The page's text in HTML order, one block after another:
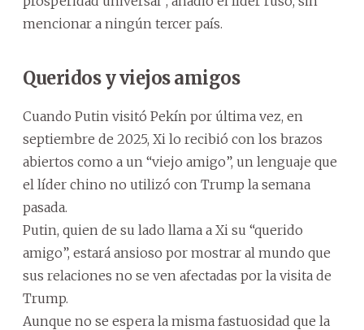
mencionar a ningún tercer país.
Queridos y viejos amigos
Cuando Putin visitó Pekín por última vez, en
septiembre de 2025, Xi lo recibió con los brazos
abiertos como a un “viejo amigo”, un lenguaje que
el líder chino no utilizó con Trump la semana
pasada.
Putin, quien de su lado llama a Xi su “querido
amigo”, estará ansioso por mostrar al mundo que
sus relaciones no se ven afectadas por la visita de
Trump.
Aunque no se espera la misma fastuosidad que la